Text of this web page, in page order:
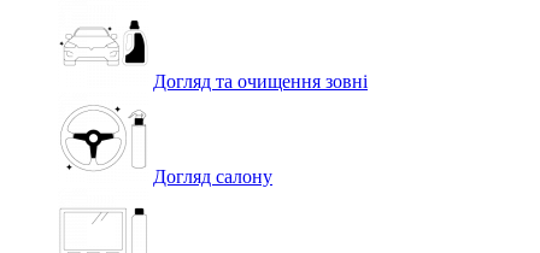
Догляд та очищення зовні
Догляд салону